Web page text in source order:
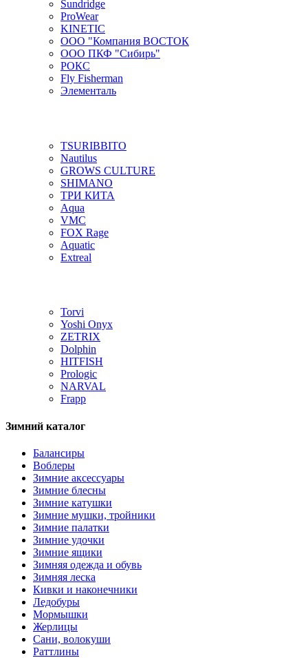
Sundridge
ProWear
KINETIC
ООО "Компания ВОСТОК
ООО ПКФ "Сибирь"
РОКС
Fly Fisherman
Элементаль
TSURIBBITO
Nautilus
GROWS CULTURE
SHIMANO
ТРИ КИТА
Aqua
VMC
FOX Rage
Aquatic
Extreal
Torvi
Yoshi Onyx
ZETRIX
Dolphin
HITFISH
Prologic
NARVAL
Frapp
Зимний каталог
Балансиры
Воблеры
Зимние аксессуары
Зимние блесны
Зимние катушки
Зимние мушки, тройники
Зимние палатки
Зимние удочки
Зимние ящики
Зимняя одежда и обувь
Зимняя леска
Кивки и наконечники
Ледобуры
Мормышки
Жерлицы
Сани, волокуши
Раттлины